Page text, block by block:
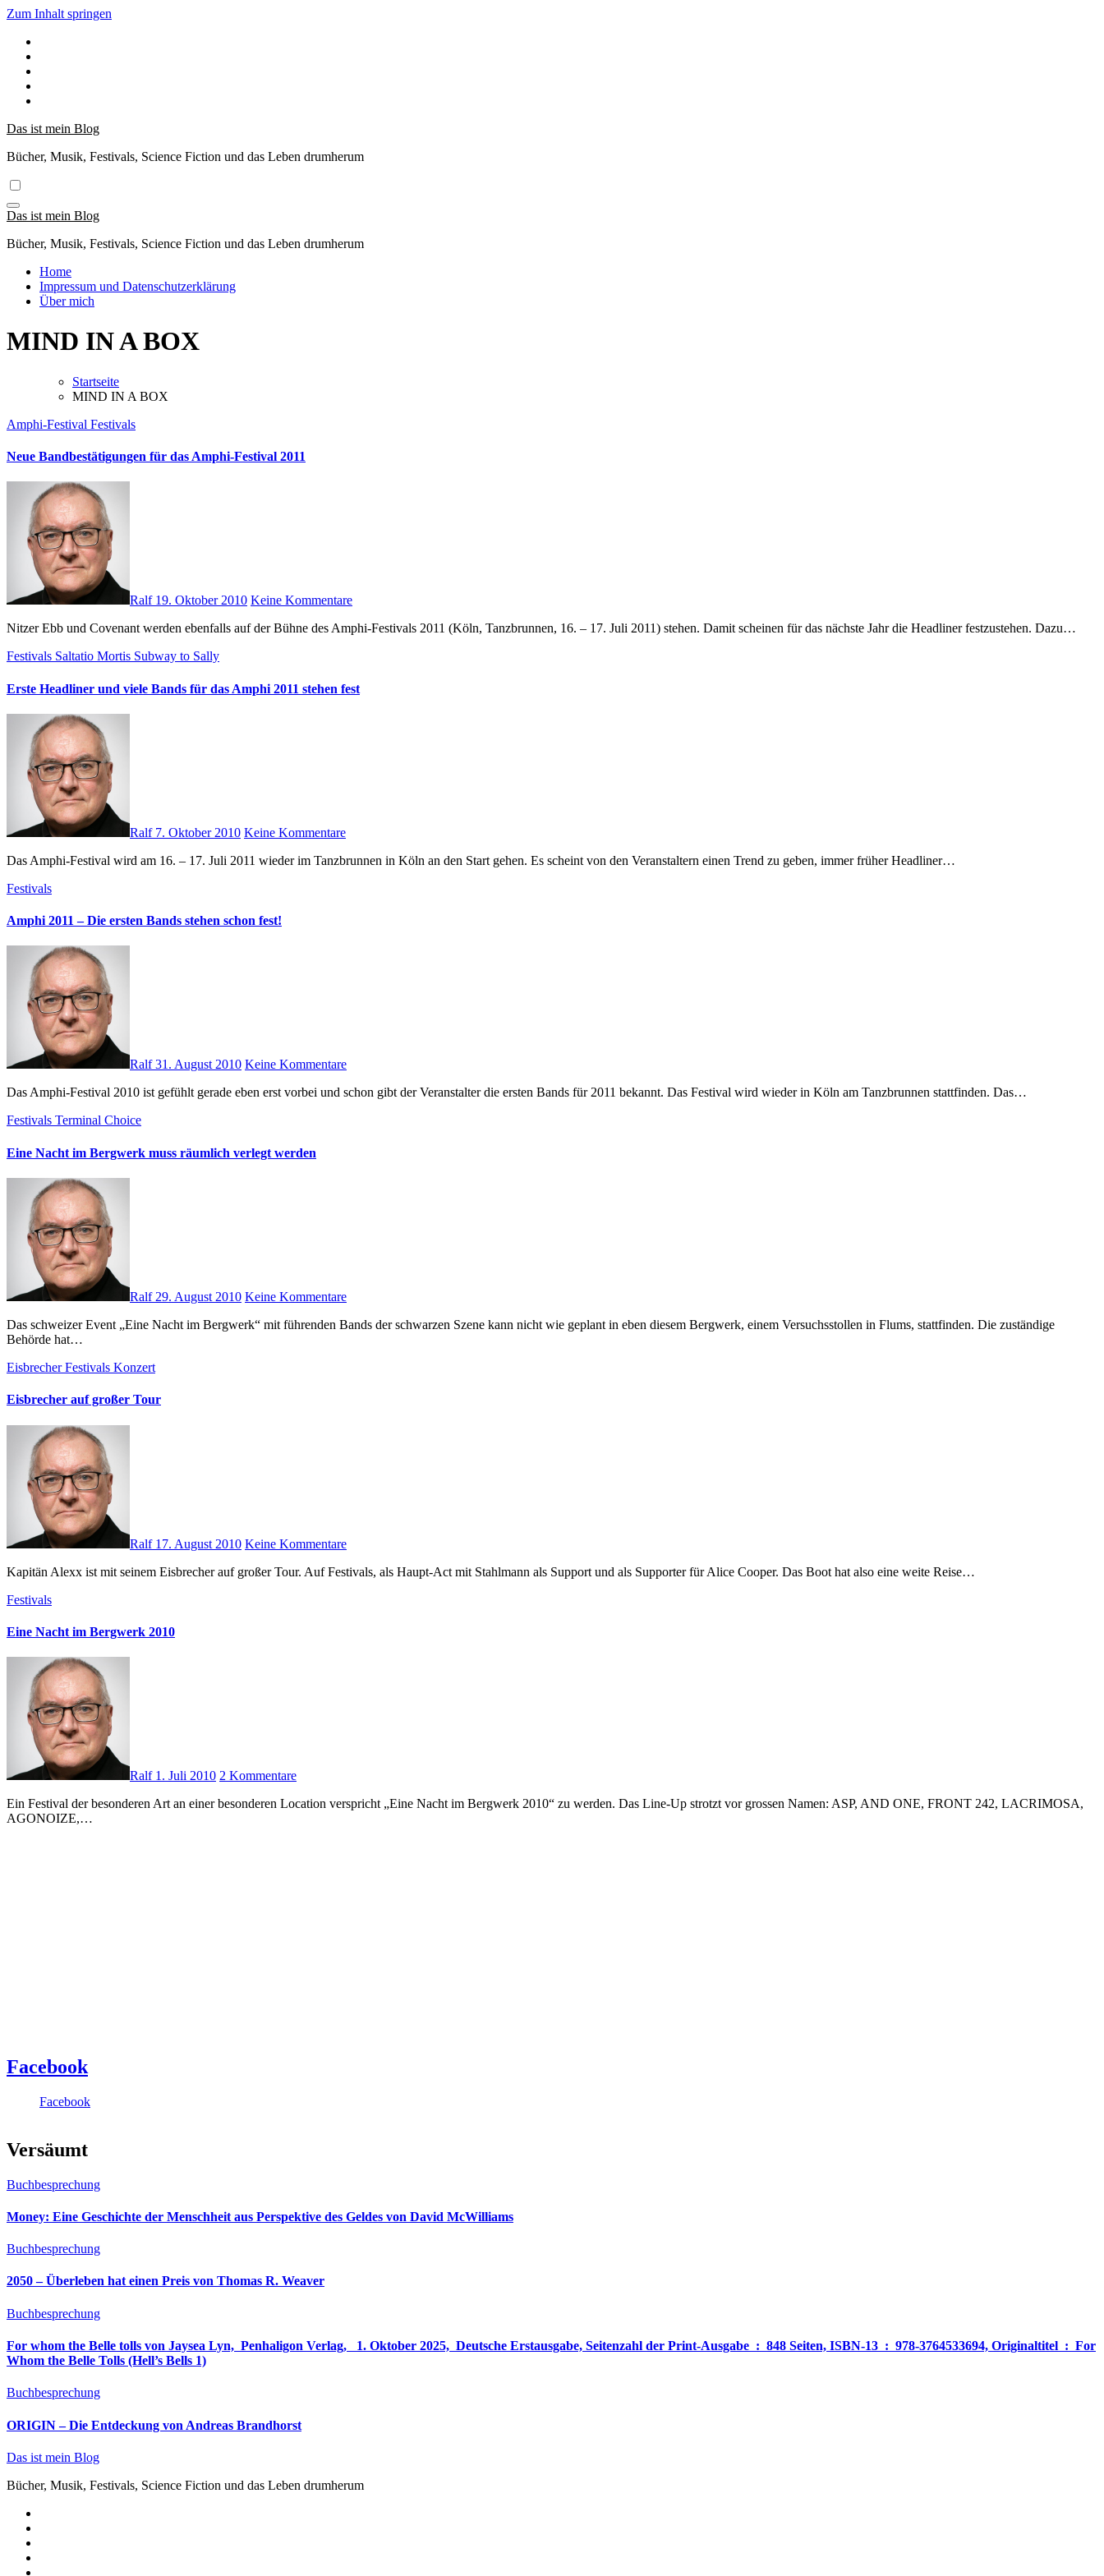
Zum Inhalt springen
Das ist mein Blog
Bücher, Musik, Festivals, Science Fiction und das Leben drumherum
Das ist mein Blog
Bücher, Musik, Festivals, Science Fiction und das Leben drumherum
Home
Impressum und Datenschutzerklärung
Über mich
MIND IN A BOX
Startseite
MIND IN A BOX
Amphi-Festival Festivals
Neue Bandbestätigungen für das Amphi-Festival 2011
Ralf 19. Oktober 2010 Keine Kommentare
Nitzer Ebb und Covenant werden ebenfalls auf der Bühne des Amphi-Festivals 2011 (Köln, Tanzbrunnen, 16. – 17. Juli 2011) stehen. Damit scheinen für das nächste Jahr die Headliner festzustehen. Dazu…
Festivals Saltatio Mortis Subway to Sally
Erste Headliner und viele Bands für das Amphi 2011 stehen fest
Ralf 7. Oktober 2010 Keine Kommentare
Das Amphi-Festival wird am 16. – 17. Juli 2011 wieder im Tanzbrunnen in Köln an den Start gehen. Es scheint von den Veranstaltern einen Trend zu geben, immer früher Headliner…
Festivals
Amphi 2011 – Die ersten Bands stehen schon fest!
Ralf31. August 2010 Keine Kommentare
Das Amphi-Festival 2010 ist gefühlt gerade eben erst vorbei und schon gibt der Veranstalter die ersten Bands für 2011 bekannt. Das Festival wird wieder in Köln am Tanzbrunnen stattfinden. Das…
Festivals Terminal Choice
Eine Nacht im Bergwerk muss räumlich verlegt werden
Ralf 29. August 2010 Keine Kommentare
Das schweizer Event „Eine Nacht im Bergwerk“ mit führenden Bands der schwarzen Szene kann nicht wie geplant in eben diesem Bergwerk, einem Versuchsstollen in Flums, stattfinden. Die zuständige
Behörde hat…
EisbrecherFestivals Konzert
Eisbrecher auf großer Tour
Ralf 17. August 2010 Keine Kommentare
Kapitän Alexx ist mit seinem Eisbrecher auf großer Tour. Auf Festivals, als Haupt-Act mit Stahlmann als Support und als Supporter für Alice Cooper. Das Boot hat also eine weite Reise…
Festivals
Eine Nacht im Bergwerk 2010
Ralf 1. Juli 2010 2 Kommentare
Ein Festival der besonderen Art an einer besonderen Location verspricht „Eine Nacht im Bergwerk 2010“ zu werden. Das Line-Up strotzt vor grossen Namen: ASP, AND ONE, FRONT 242, LACRIMOSA,
AGONOIZE,…
Facebook
Facebook
Versäumt
Buchbesprechung
Money: Eine Geschichte der Menschheit aus Perspektive des Geldes von David McWilliams
Buchbesprechung
2050 – Überleben hat einen Preis von Thomas R. Weaver
Buchbesprechung
For whom the Belle tolls von Jaysea Lyn, ‎ Penhaligon Verlag, ‎ 1. Oktober 2025, ‎ Deutsche Erstausgabe, Seitenzahl der Print-Ausgabe ‏ : ‎ 848 Seiten, ISBN-13 ‏ : ‎ 978-3764533694, Originaltitel ‏ : ‎ For
Whom the Belle Tolls (Hell’s Bells 1)
Buchbesprechung
ORIGIN – Die Entdeckung von Andreas Brandhorst
Das ist mein Blog
Bücher, Musik, Festivals, Science Fiction und das Leben drumherum